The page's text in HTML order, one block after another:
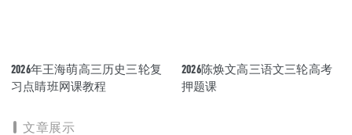
2026年王海萌高三历史三轮复
习点睛班网课教程
2026陈焕文高三语文三轮高考
押题课
文章展示